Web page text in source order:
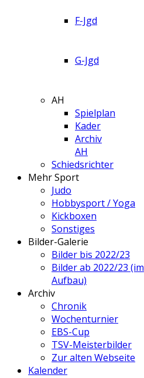
F-Jgd
G-Jgd
AH
Spielplan
Kader
Archiv
AH
Schiedsrichter
Mehr Sport
Judo
Hobbysport / Yoga
Kickboxen
Sonstiges
Bilder-Galerie
Bilder bis 2022/23
Bilder ab 2022/23 (im
Aufbau)
Archiv
Chronik
Wochenturnier
EBS-Cup
TSV-Meisterbilder
Zur alten Webseite
Kalender